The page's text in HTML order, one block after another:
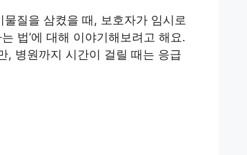
질을 삼켰을 때, 보호자가 임시로
법’에 대해 이야기해보려고 해요.
, 병원까지 시간이 걸릴 때는 응급